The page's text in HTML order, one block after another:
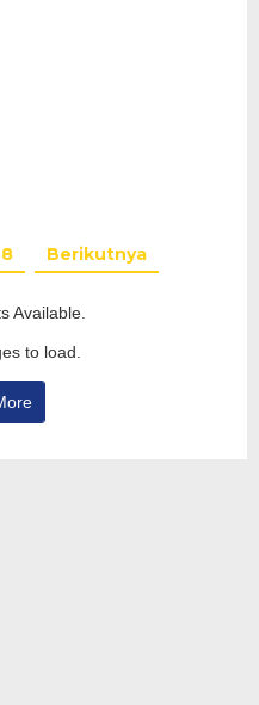
Berikutnya
Available.
to load.